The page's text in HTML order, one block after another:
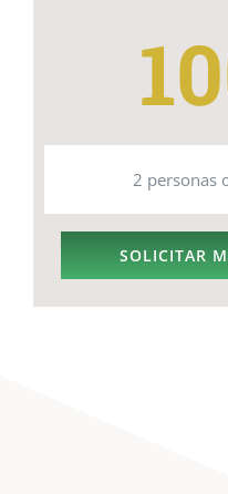
2 personas
SOLICITAR